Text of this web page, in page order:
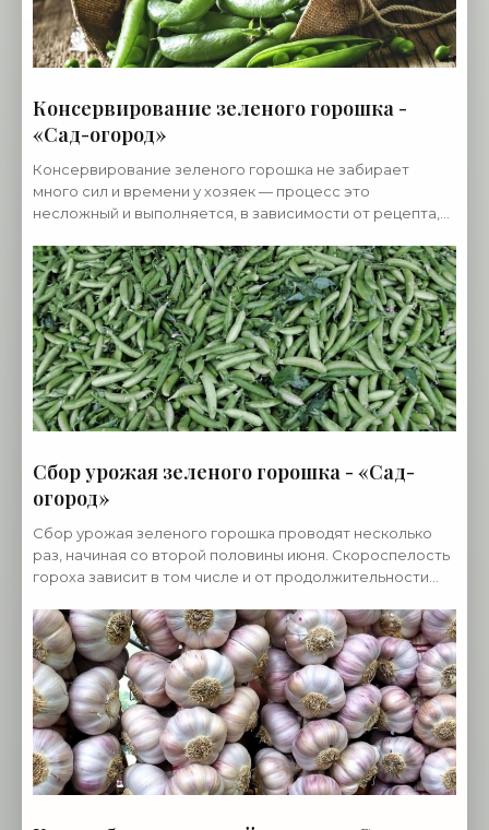
Консервирование зеленого горошка -
«Сад-огород»
Консервирование зеленого горошка не забирает
много сил и времени у хозяек — процесс это
несложный и выполняется, в зависимости от рецепта,
зеленого
Сбор урожая зеленого горошка - «Сад-
огород»
Сбор урожая зеленого горошка проводят несколько
раз, начиная со второй половины июня. Скороспелость
гороха зависит в том числе и от продолжительности